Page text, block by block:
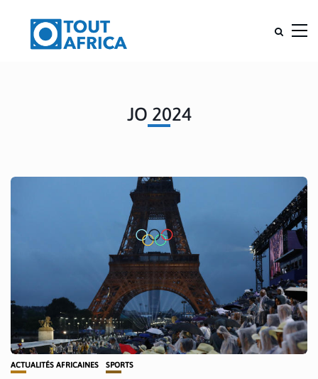
JO 2024
ACTUALITÉS AFRICAINES SPORTS